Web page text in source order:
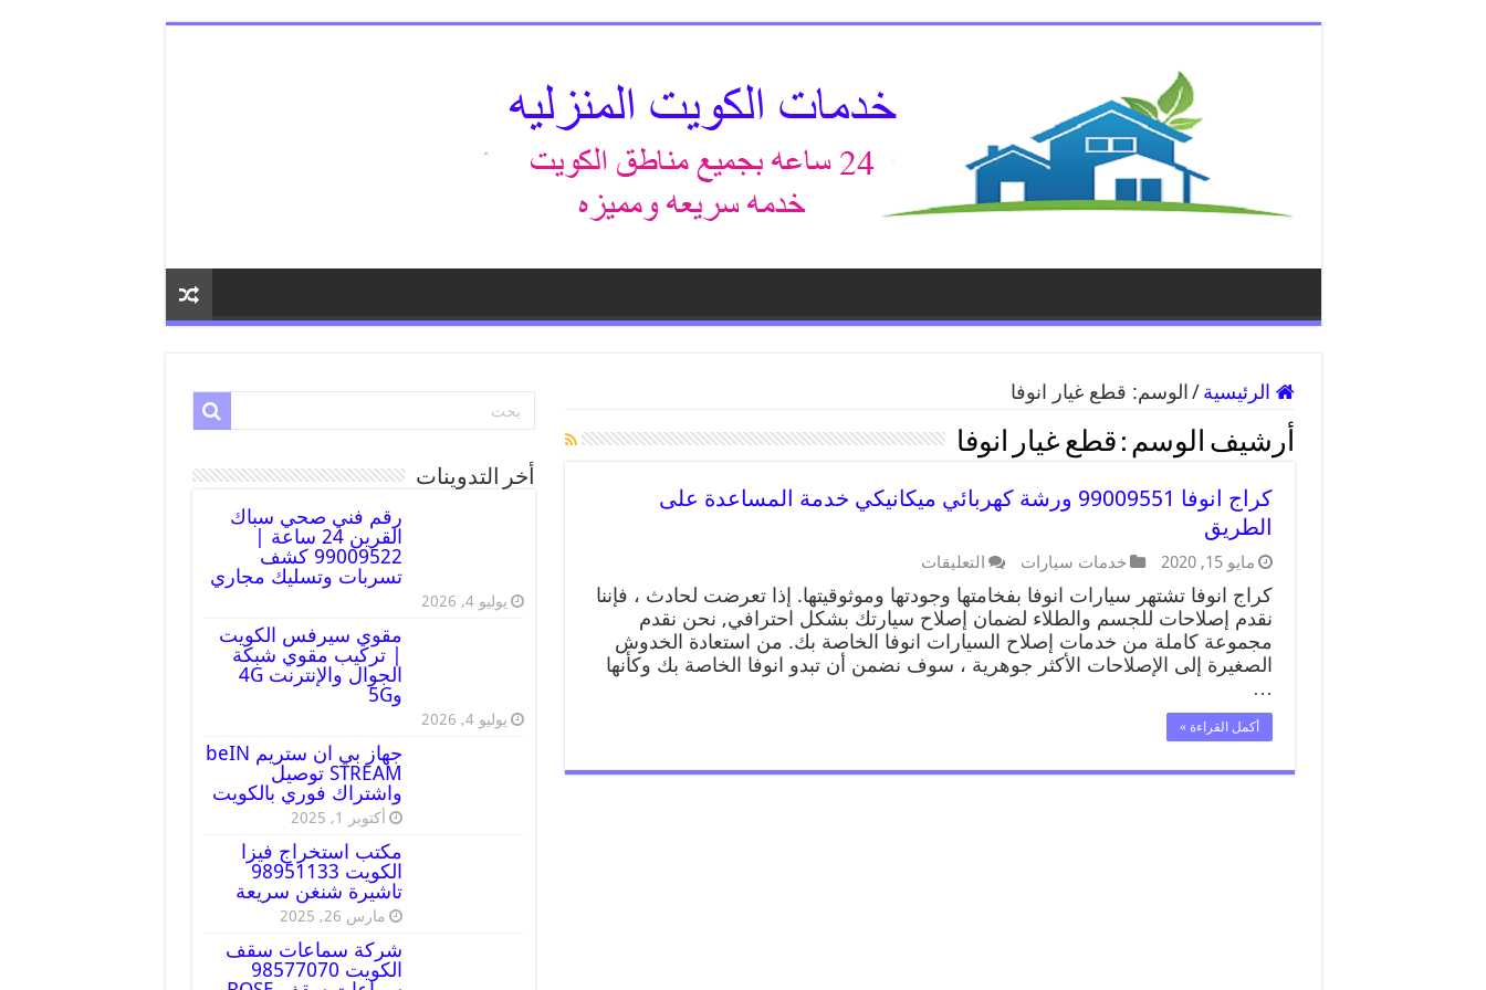
الرئيسية / الوسم: قطع غيار انوفا
أرشيف الوسم : قطع غيار انوفا
كراج انوفا 99009551 ورشة كهربائي ميكانيكي خدمة المساعدة على
الطريق
مايو 15, 2020 خدمات سيارات التعليقات
كراج انوفا تشتهر سيارات انوفا بفخامتها وجودتها وموثوقيتها. إذا تعرضت لحادث ، فإننا
نقدم إصلاحات للجسم والطلاء لضمان إصلاح سيارتك بشكل احترافي, نحن نقدم
مجموعة كاملة من خدمات إصلاح السيارات انوفا الخاصة بك. من استعادة الخدوش
الصغيرة إلى الإصلاحات الأكثر جوهرية ، سوف نضمن أن تبدو انوفا الخاصة بك وكأنها
…
أكمل القراءة »
أخر التدوينات
رقم فني صحي سباك
القرين 24 ساعة |
99009522 كشف
تسربات وتسليك مجاري
يوليو 4, 2026
مقوي سيرفس الكويت
| تركيب مقوي شبكة
الجوال والإنترنت 4G
و5G
يوليو 4, 2026
جهاز بي ان ستريم beIN
STREAM توصيل
واشتراك فوري بالكويت
أكتوبر 1, 2025
مكتب استخراج فيزا
الكويت 98951133
تاشيرة شنغن سريعة
مارس 26, 2025
شركة سماعات سقف
الكويت 98577070